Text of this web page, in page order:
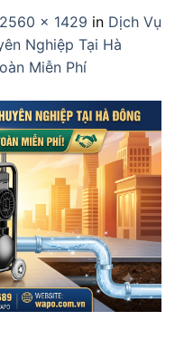
2560 × 1429 in Dịch Vụ
Nghiệp Tại Hà
Miễn Phí